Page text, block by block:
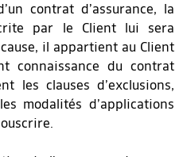
contrat d’assurance, la
par le Client lui sera
il appartient au Client
connaissance du contrat
les clauses d’exclusions,
modalités d’applications